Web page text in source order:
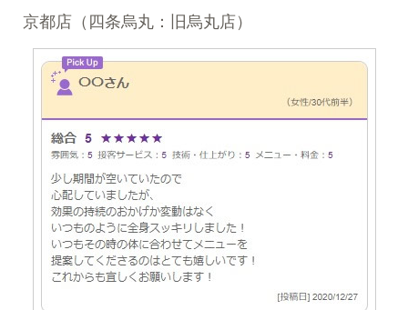
京都店（四条烏丸：旧烏丸店）